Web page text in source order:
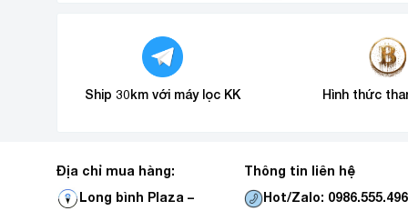
Ship 30km với máy lọc KK Hình thức
Địa chỉ mua hàng:
Long bình Plaza –
Thông tin liên hệ
Hot/Zalo: 0986.555.496